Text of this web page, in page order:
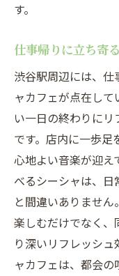
す。
仕事帰りに立ち寄
渋谷駅周辺には、
ャカフェが点在し
い一日の終わりに
です。店内に一歩足
心地よい音楽が迎え
べるシーシャは、
と間違いありませ
楽しむだけでなく、
り深いリフレッシ
ャカフェは、都会